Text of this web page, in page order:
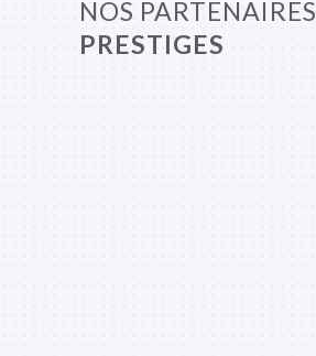
NOS PARTENAIRES
PRESTIGES